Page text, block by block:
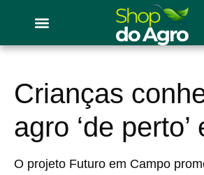
Crianças
agro ‘de
O projeto Futuro em Campo